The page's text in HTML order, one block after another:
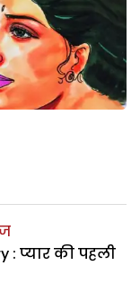
: प्‍यार की पहली